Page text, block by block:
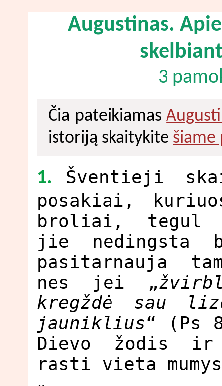
Augustinas.
3
Čia pateikiamas
istoriją skaitykite šiame
1.
Šventieji
posakiai,
broliai, tegul
jie nedingsta
pasitarnauja
nes jei „
kregždė sau
jauniklius“ (Ps
Dievo žodis
rasti vieta